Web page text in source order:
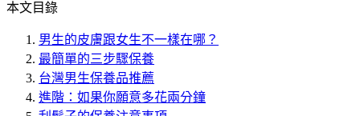
本文目錄
男生的皮膚跟女生不一樣在哪？
最簡單的三步驟保養
台灣男生保養品推薦
進階：如果你願意多花兩分鐘